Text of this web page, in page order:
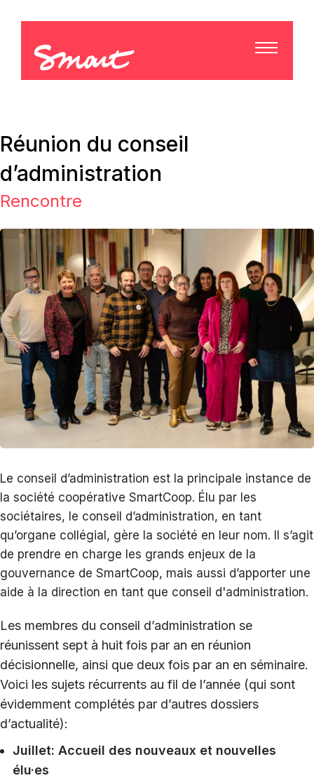
Réunion du conseil
d’administration
Rencontre
Le conseil d’administration est la principale instance de
la société coopérative SmartCoop. Élu par les
sociétaires, le conseil d’administration, en tant
qu’organe collégial, gère la société en leur nom. Il s’agit
de prendre en charge les grands enjeux de la
gouvernance de SmartCoop, mais aussi d’apporter une
aide à la direction en tant que conseil d'administration.
Les membres du conseil d’administration se
réunissent sept à huit fois par an en réunion
décisionnelle, ainsi que deux fois par an en séminaire.
Voici les sujets récurrents au fil de l’année (qui sont
évidemment complétés par d’autres dossiers
d’actualité):
Juillet: Accueil des nouveaux et nouvelles
élu·es